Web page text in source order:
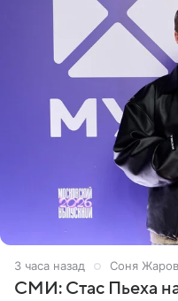
3 часа назад Соня
СМИ: Стас Пьеха